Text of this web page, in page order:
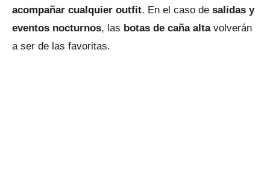
acompañar cualquier outfit. En el caso de salidas y
eventos nocturnos, las botas de caña altavolverán
a ser de las favoritas.